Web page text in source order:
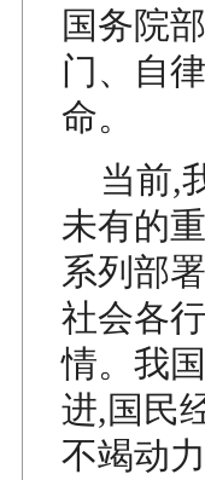
国务院
门、自
命。
当前,
未有的
系列部
社会各
情。我
进,国民
不竭动